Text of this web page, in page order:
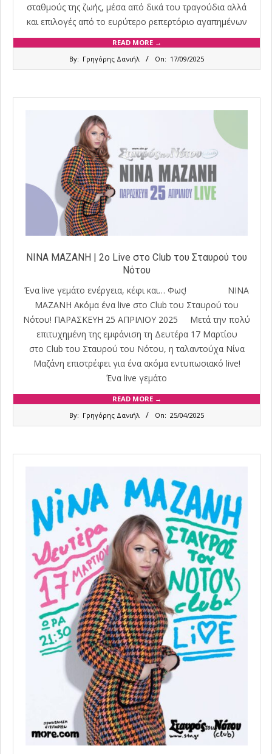
σταθμούς της ζωής, μέσα από δικά του τραγούδια αλλά
και επιλογές από το ευρύτερο ρεπερτόριο αγαπημένων
READ MORE →
By: Γρηγόρης Δανιήλ On: 17/09/2025
ΝΙΝΑ ΜΑΖΑΝΗ | 2ο Live στο Club του Σταυρού του
Νότου
Ένα live γεμάτο ενέργεια, κέφι και… Φως! ΝΙΝΑ
ΜΑΖΑΝΗ Ακόμα ένα live στο Club του Σταυρού του
Νότου! ΠΑΡΑΣΚΕΥΗ 25 ΑΠΡΙΛΙΟΥ 2025 Μετά την πολύ
επιτυχημένη της εμφάνιση τη Δευτέρα 17 Μαρτίου
στο Club του Σταυρού του Νότου, η ταλαντούχα Νίνα
Μαζάνη επιστρέφει για ένα ακόμα εντυπωσιακό live!
Ένα live γεμάτο
READ MORE →
By: Γρηγόρης Δανιήλ On: 25/04/2025